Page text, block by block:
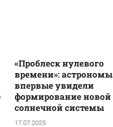
«Проблеск нулевого
времени»: астрономы
впервые увидели
формирование новой
солнечной системы
17.07.2025